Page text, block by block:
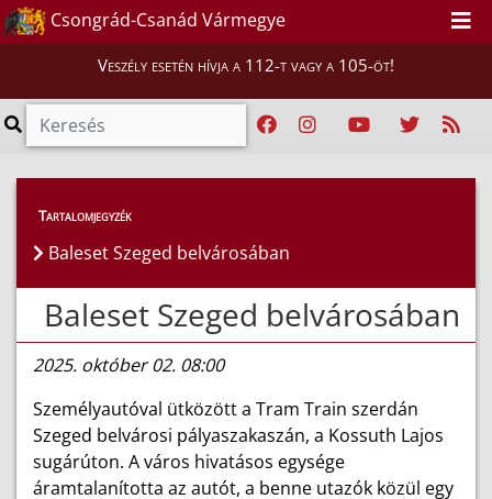
Csongrád-Csanád Vármegye
Veszély esetén hívja a 112-t vagy a 105-öt!
Híreink > Hírek
Tartalomjegyzék
Baleset Szeged belvárosában
Baleset Szeged belvárosában
2025. október 02. 08:00
Személyautóval ütközött a Tram Train szerdán
Szeged belvárosi pályaszakaszán, a Kossuth Lajos
sugárúton. A város hivatásos egysége
áramtalanította az autót, a benne utazók közül egy